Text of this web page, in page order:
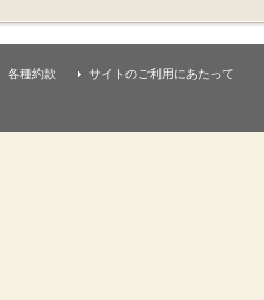
各種約款 サイトのご利用にあたって